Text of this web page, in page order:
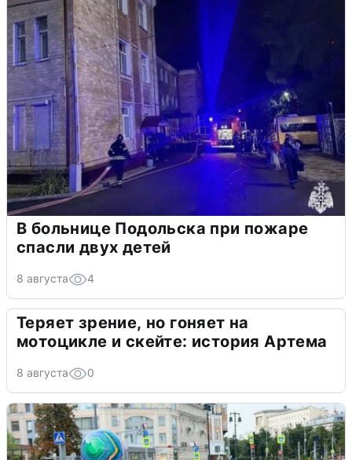
В больнице Подольска при пожаре
спасли двух детей
8 августа 4
Теряет зрение, но гоняет на
мотоцикле и скейте: история Артема
8 августа 0